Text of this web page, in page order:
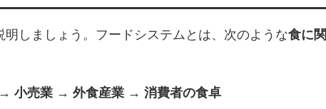
明しましょう。フードシステムとは、次のような食に関
小売業 → 外食産業 → 消費者の食卓